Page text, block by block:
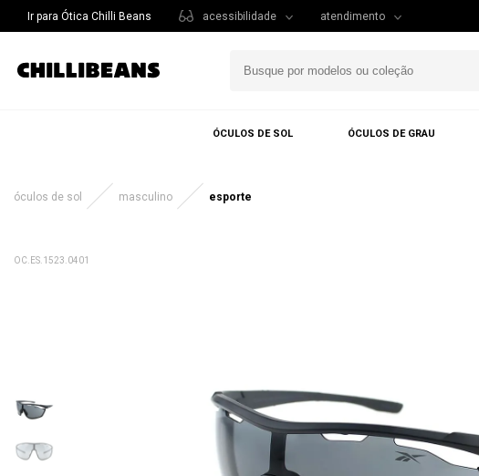
Ir para Ótica Chilli Beans acessibilidade atendimento
ÓCULOS DE SOL ÓCULOS DE GRAU
óculos de sol masculino esporte
OC.ES.1523.0401